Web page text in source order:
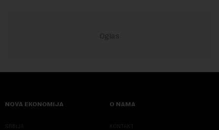
NOVA EKONOMIJA
SRBIJA
O NAMA
KONTAKT